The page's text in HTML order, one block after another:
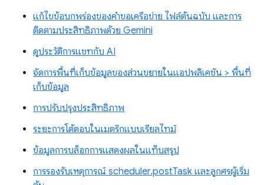
แก้ไขข้อบกพร่องของคำขอเครือข่าย ไฟล์ต้นฉบับ และการ
ติดตามประสิทธิภาพด้วย Gemini
ดูประวัติการแชทกับ AI
จัดการพื้นที่เก็บข้อมูลของส่วนขยายในแอปพลิเคชัน > พื้นที่
เก็บข้อมูล
การปรับปรุงประสิทธิภาพ
ระยะการโต้ตอบในเมตริกแบบเรียลไทม์
ข้อมูลการบล็อกการแสดงผลในแท็บสรุป
การรองรับเหตุการณ์ scheduler.postTask และลูกศรผู้เริ่ม